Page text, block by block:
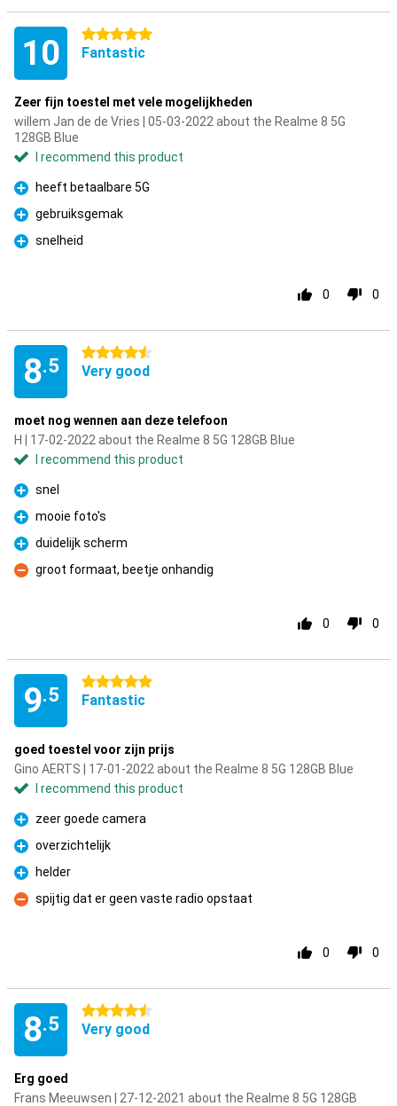
10 5 stars
Fantastic
Zeer fijn toestel met vele mogelijkheden
willem Jan de de Vries | 05-03-2022 about the Realme 8 5G
128GB Blue
I recommend this product
Pro
heeft betaalbare 5G
Pro
gebruiksgemak
Pro
snelheid
0 0
8.5
4.5 stars
Very good
moet nog wennen aan deze telefoon
H | 17-02-2022 about the Realme 8 5G 128GB Blue
I recommend this product
Pro
snel
Pro
mooie foto's
Pro
duidelijk scherm
Con
groot formaat, beetje onhandig
0 0
9.5
5 stars
Fantastic
goed toestel voor zijn prijs
Gino AERTS | 17-01-2022 about the Realme 8 5G 128GB Blue
I recommend this product
Pro
zeer goede camera
Pro
overzichtelijk
Pro
helder
Con
spijtig dat er geen vaste radio opstaat
0 0
8.5
4.5 stars
Very good
Erg goed
Frans Meeuwsen | 27-12-2021 about the Realme 8 5G 128GB